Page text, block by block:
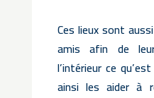
Ces lieux sont
amis afin de
l’intérieur ce
ainsi les aider à